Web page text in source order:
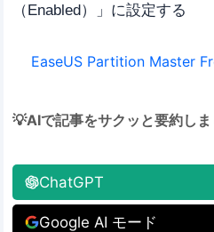
（Enabled）」に設定する
EaseUS Partition Master
💡AIで記事をサクッと要約しま
ChatGPT
Google AI モード